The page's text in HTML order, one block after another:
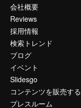
会社概要
Reviews
採用情報
検索トレンド
ブログ
イベント
Slidesgo
コンテンツを販売する
プレスルーム